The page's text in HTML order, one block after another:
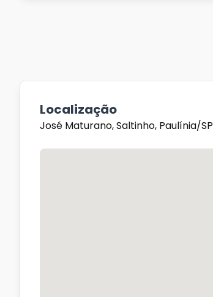
Localização
José Maturano, Saltinho, Paulínia/SP